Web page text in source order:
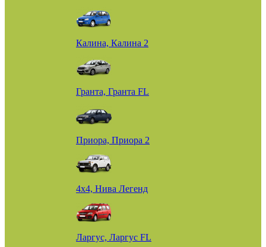
Калина, Калина 2
Гранта, Гранта FL
Приора, Приора 2
4х4, Нива Легенд
Ларгус, Ларгус FL